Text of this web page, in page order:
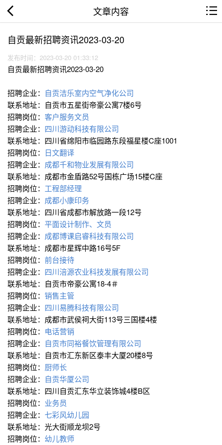
文章内容
自贡最新招聘资讯2023-03-20
发布时间：2023-03-20 01:33:12
自贡最新招聘资讯2023-03-20
招聘企业： 自贡洁乐室内空气净化公司
联系地址：自贡市五星街帝豪公寓7楼6号
招聘岗位： 客户服务文员
招聘企业： 四川游动科技有限公司
联系地址：四川省绵阳市临园路东段福星楼C座1001
招聘岗位： 日文翻译
招聘企业： 成都千和物业发展有限公司
联系地址：成都市金盾路52号国栋广场15楼C座
招聘岗位： 工程部经理
招聘企业： 成都小康印务
联系地址：四川省成都市解放路一段12号
招聘岗位： 平面设计制作、文员
招聘企业： 成都博课启睿科技有限公司
联系地址：成都市星辉中路16号5F
招聘岗位： 前台接待
招聘企业： 四川涪源农业科技发展有限公司
联系地址：自贡市帝豪公寓18-4＃
招聘岗位： 销售主管
招聘企业： 四川易腾科技有限公司
联系地址：成都市武侯祠大街113号三国楼4楼
招聘岗位： 电话营销
招聘企业： 自贡市同裕餐饮管理有限公司
联系地址：自贡市汇东新区泰丰大厦20楼8号
招聘岗位： 厨师长
招聘企业： 自贡华厦公司
联系地址：四川自贡汇东华立装饰城4楼B区
招聘岗位： 业务员
招聘企业： 七彩风幼儿园
联系地址：光大街顺龙坝2号
招聘岗位： 幼儿教师